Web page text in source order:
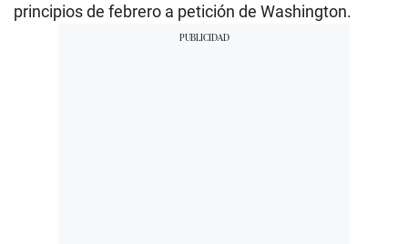
principios de febrero a petición de Washington.